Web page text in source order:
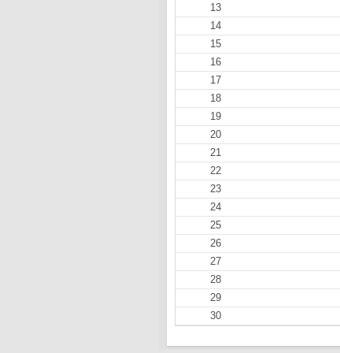
13
14
15
16
17
18
19
20
21
22
23
24
25
26
27
28
29
30